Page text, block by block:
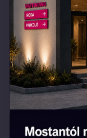
ajánlani
Csenge Mikolt
Google értékelés